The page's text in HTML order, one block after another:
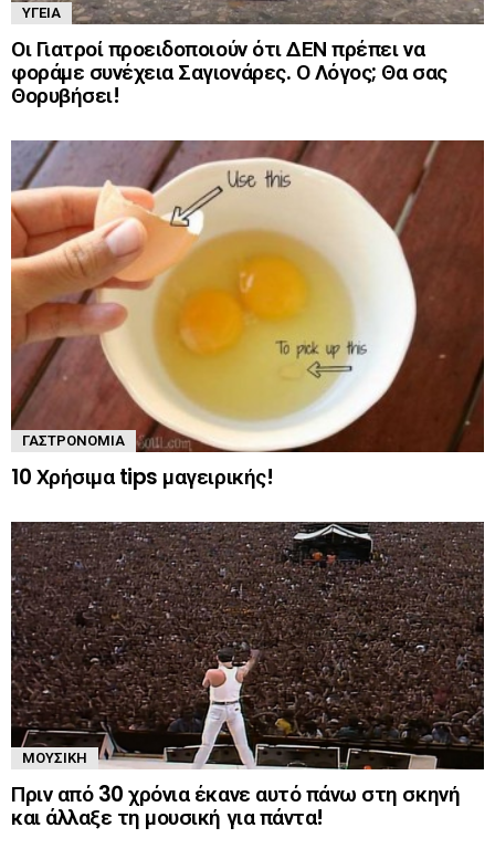
ΥΓΕΊΑ
Οι Γιατροί προειδοποιούν ότι ΔΕΝ πρέπει να
φοράμε συνέχεια Σαγιονάρες. Ο Λόγος; Θα σας
Θορυβήσει!
ΓΑΣΤΡΟΝΟΜΊΑ
10 Χρήσιμα tips μαγειρικής!
ΜΟΥΣΙΚΉ
Πριν από 30 χρόνια έκανε αυτό πάνω στη σκηνή
και άλλαξε τη μουσική για πάντα!